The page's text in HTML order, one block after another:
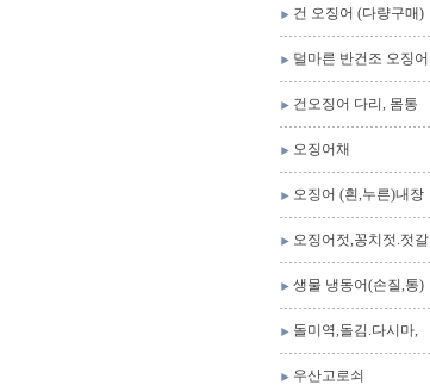
건 오징어 (다량구매)
덜마른 반건조 오징어
건오징어 다리, 몸통
오징어채
오징어 (흰,누른)내장
오징어젓,꽁치젓.젓갈
생물 냉동어(손질,통)
돌미역,돌김.다시마,
우산고로쇠